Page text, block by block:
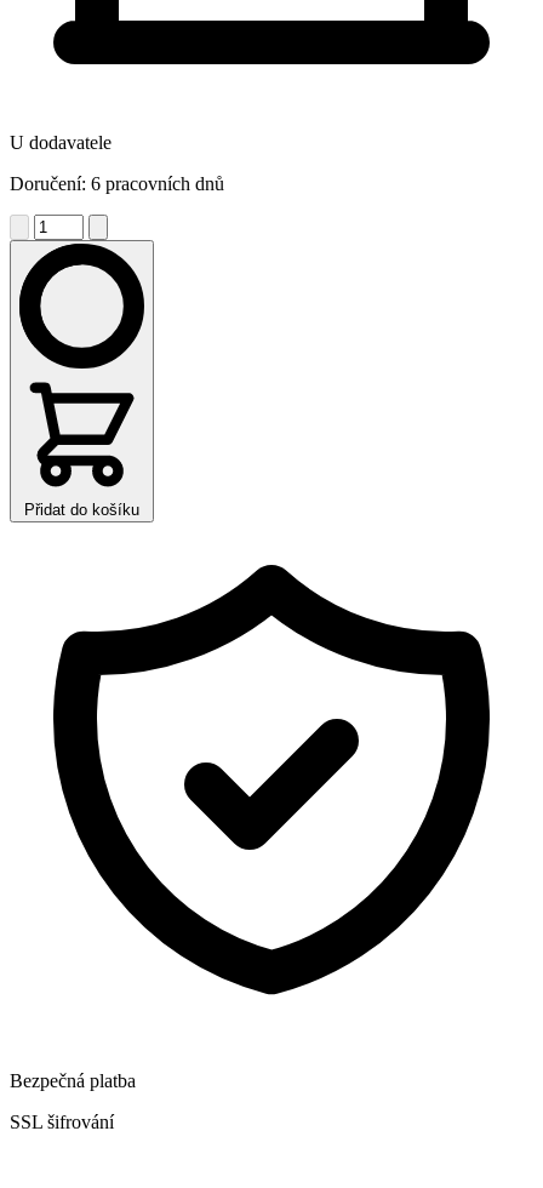
U dodavatele
Doručení: 6 pracovních dnů
Přidat do košíku
Bezpečná platba
SSL šifrování